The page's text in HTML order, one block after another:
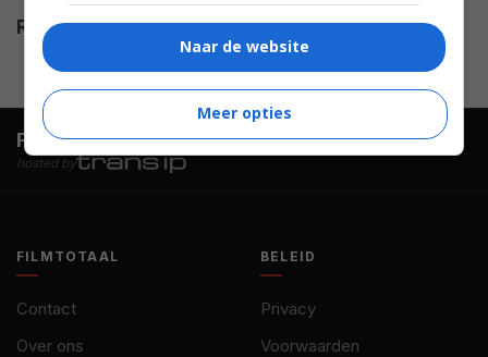
Release
22.05.2006
FilmTotaal.Hét online filmoverzicht.
hosted by
FILMTOTAAL
Contact
Over ons
BELEID
Privacy
Voorwaarden
Naar de website
Meer opties